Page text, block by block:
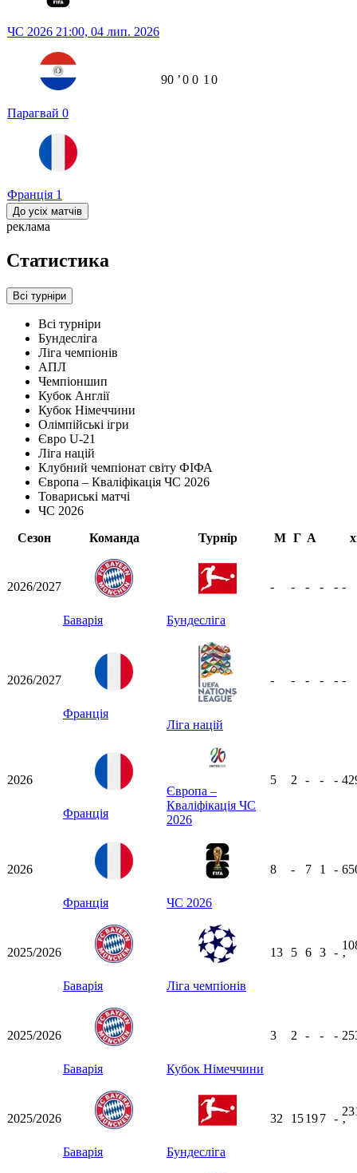
ЧС 2026 21:00, 04 лип. 2026
Парагвай 0
Франція 1
90 ʼ0 0 1 0
До усіх матчів
реклама
Статистика
Всі турніри
Всі турніри
Бундесліга
Ліга чемпіонів
АПЛ
Чемпіоншип
Кубок Англії
Кубок Німеччини
Олімпійські ігри
Євро U-21
Ліга націй
Клубний чемпіонат світу ФІФА
Європа – Кваліфікація ЧС 2026
Товариські матчі
ЧС 2026
Сезон
Команда Турнір М Г А
2026/2027
Баварія Бундесліга
- - - - - -
2026/2027
Франція
Ліга націй
- - - - - -
2026
Франція
Європа –
Кваліфікація ЧС
2026
5 2 - - -
2026
Франція ЧС 2026
8 - 7 1 -
2025/2026
Баварія Ліга чемпіонів
13 5 6 3 -
ʼ
2025/2026
Баварія Кубок Німеччини
3 2 - - -
2025/2026
Баварія Бундесліга
32 15197 -
ʼ